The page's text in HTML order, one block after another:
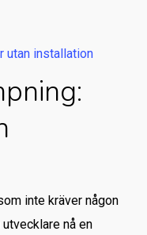
utan installation
inte kräver någon
nå en